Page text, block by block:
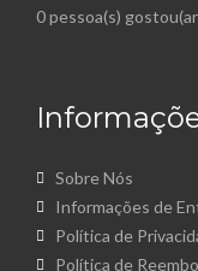
0 pessoa(s)
Sobre Nós
Informações de
Política de
Política de